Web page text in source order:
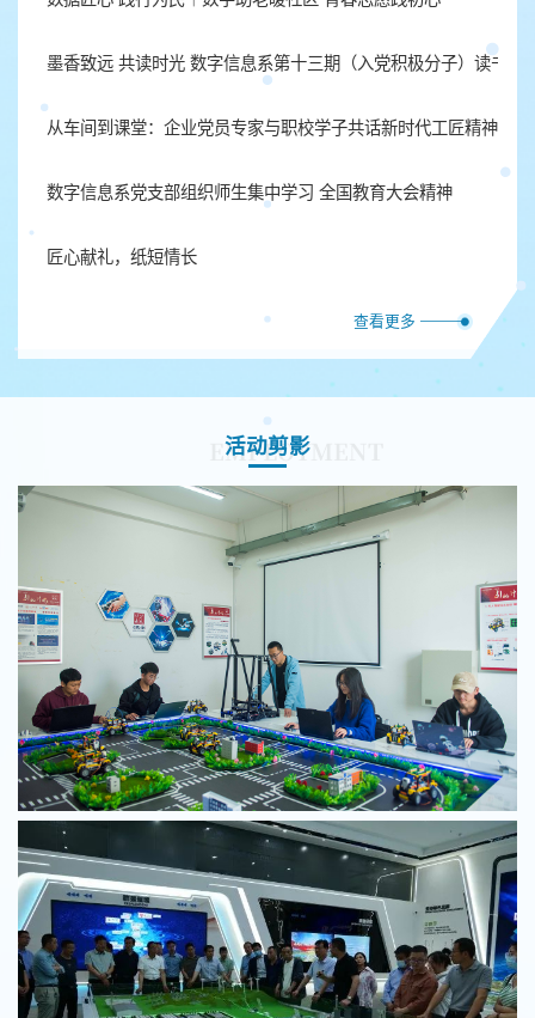
墨香致远 共读时光 数字信息系第十三期（入党积极分子）读书分
从车间到课堂：企业党员专家与职校学子共话新时代工匠精神内涵
数字信息系党支部组织师生集中学习 全国教育大会精神
匠心献礼，纸短情长
查看更多
活动剪影
EMPLOYMENT